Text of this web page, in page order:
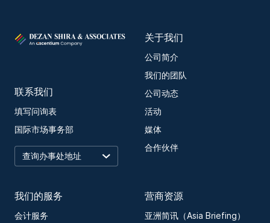
联系我们
填写问询表
国际市场事务部
关于我们
公司简介
我们的团队
公司动态
活动
媒体
合作伙伴
我们的服务
会计服务
营商资源
亚洲简讯（Asia Briefing）